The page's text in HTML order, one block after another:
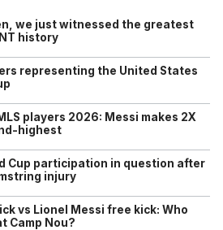
we just witnessed the greatest
history
representing the United States
players 2026: Messi makes 2X
highest
Cup participation in question after
injury
vs Lionel Messi free kick: Who
Camp Nou?